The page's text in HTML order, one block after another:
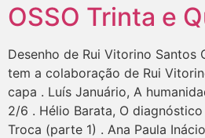
OSSO Trinta e
Desenho de Rui Vitorino Santos
tem a colaboração de Rui
capa . Luís Januário, A
2/6 . Hélio Barata, O
Troca (parte 1) . Ana Paula